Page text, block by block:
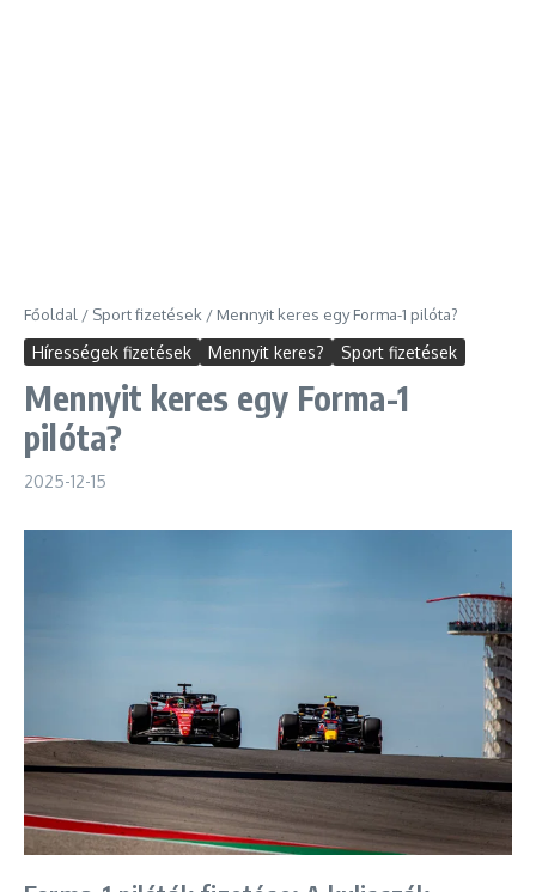
Főoldal / Sport fizetések / Mennyit keres egy Forma-1 pilóta?
Hírességek fizetések Mennyit keres? Sport fizetések
Mennyit keres egy Forma-1
pilóta?
2025-12-15